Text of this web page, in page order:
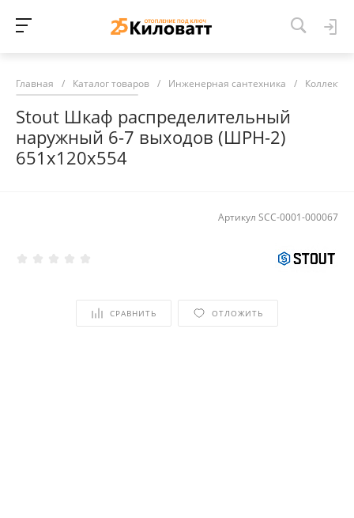
Главная / Каталог товаров / Инженерная сантехника /
Stout Шкаф распределительный
наружный 6-7 выходов (ШРН-2)
651х120х554
Артикул SCC-0001-000067
СРАВНИТЬ ОТЛОЖИТЬ